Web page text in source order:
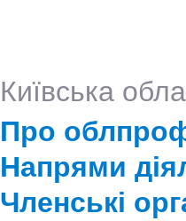
Київська
Про
Напрями
Членські